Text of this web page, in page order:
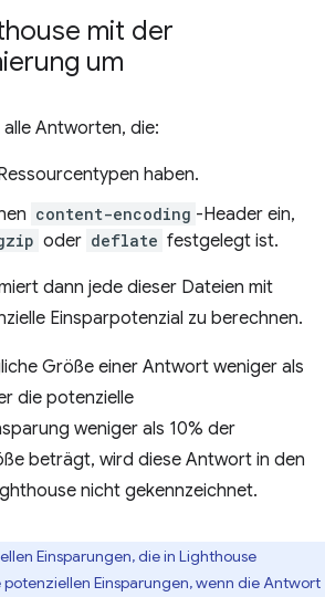
mit der
um
Antworten, die:
haben.
content-encoding -Header ein,
oder deflate festgelegt ist.
dann jede dieser Dateien mit
Einsparpotenzial zu berechnen.
Größe einer Antwort weniger als
die potenzielle
weniger als 10% der
beträgt, wird diese Antwort in den
nicht gekennzeichnet.
Einsparungen, die in Lighthouse
Einsparungen, wenn die Antwort